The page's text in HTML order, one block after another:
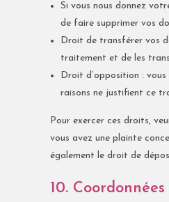
Si vous nous donnez
de faire supprimer vos
Droit de transférer vos
traitement et de les
Droit d’opposition :
raisons ne justifient ce
Pour exercer ces droits,
vous avez une plainte
également le droit de
10. Coordonnées